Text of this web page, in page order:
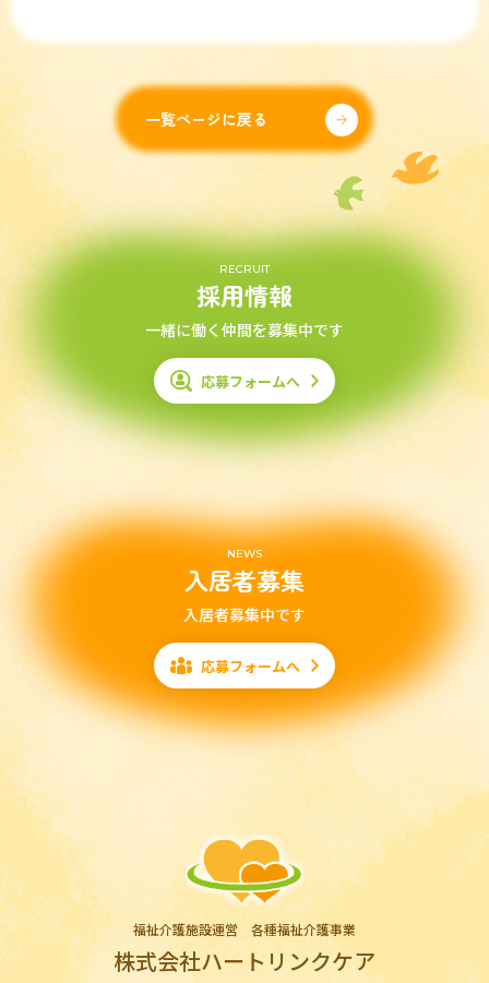
一覧ページに戻る
RECRUIT
採用情報
一緒に働く仲間を募集中です
応募フォームへ
NEWS
入居者募集
入居者募集中です
応募フォームへ
福祉介護施設運営 各種福祉介護事業
株式会社ハートリンクケア